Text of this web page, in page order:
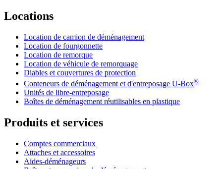
Locations
Location de camion de déménagement
Location de fourgonnette
Location de remorque
Location de véhicule de remorquage
Diables et couvertures de protection
Conteneurs de déménagement et d'entreposage U-Box®
Unités de libre-entreposage
Boîtes de déménagement réutilisables en plastique
Produits et services
Comptes commerciaux
Attaches et accessoires
Aides-déménageurs